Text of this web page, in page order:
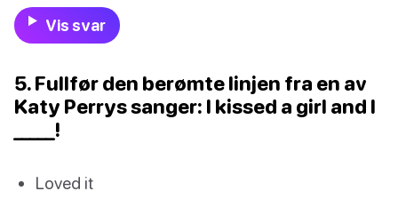
Vis svar
5. Fullfør den berømte linjen fra en av
Katy Perrys sanger: I kissed a girl and I
_____!
Loved it